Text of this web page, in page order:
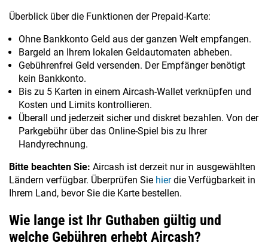
Überblick über die Funktionen der Prepaid-Karte:
Ohne Bankkonto Geld aus der ganzen Welt empfangen.
Bargeld an Ihrem lokalen Geldautomaten abheben.
Gebührenfrei Geld versenden. Der Empfänger benötigt
kein Bankkonto.
Bis zu 5 Karten in einem Aircash-Wallet verknüpfen und
Kosten und Limits kontrollieren.
Überall und jederzeit sicher und diskret bezahlen. Von der
Parkgebühr über das Online-Spiel bis zu Ihrer
Handyrechnung.
Bitte beachten Sie: Aircash ist derzeit nur in ausgewählten
Ländern verfügbar. Überprüfen Sie hierdie Verfügbarkeit in
Ihrem Land, bevor Sie die Karte bestellen.
Wie lange ist Ihr Guthaben gültig und
welche Gebühren erhebt Aircash?